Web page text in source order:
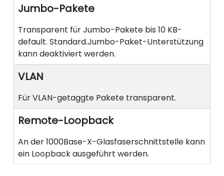
Jumbo-Pakete
Transparent für Jumbo-Pakete bis 10 KB-
default. Standard.Jumbo-Paket-Unterstützung
kann deaktiviert werden.
VLAN
Für VLAN-getaggte Pakete transparent.
Remote-Loopback
An der 1000Base-X-Glasfaserschnittstelle kann
ein Loopback ausgeführt werden.